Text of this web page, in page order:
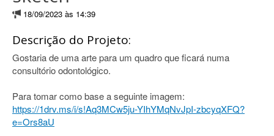
18/09/2023 às 14:39
Descrição do Projeto:
Gostaria de uma arte para um quadro que ficará numa
consultório odontológico.
Para tomar como base a seguinte imagem:
https://1drv.ms/i/s!Aq3MCw5ju-YIhYMqNvJpI-zbcyqXFQ?
e=Ors8aU